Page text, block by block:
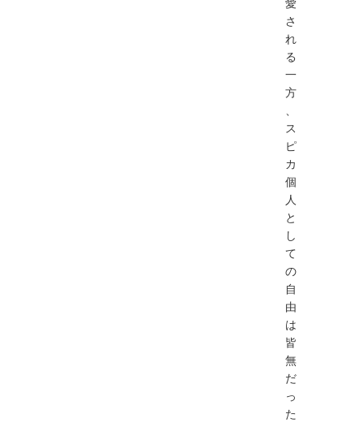
さ
れ
る
⼀
⽅
、
ス
ピ
カ
個
⼈
と
し
て
の
⾃
由
は
皆
無
だ
っ
た